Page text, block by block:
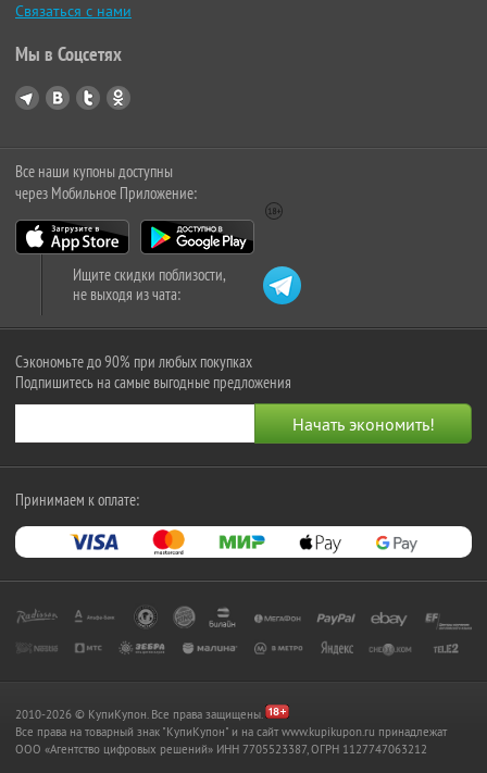
Связаться с нами
Мы в Соцсетях
Все наши купоны доступны
через Мобильное Приложение:
Ищите скидки поблизости,
не выходя из чата:
Сэкономьте до 90% при любых покупках
Подпишитесь на самые выгодные предложения
Принимаем к оплате:
2010-2026 © КупиКупон. Все права защищены.
Все права на товарный знак "КупиКупон" и на сайт www.kupikupon.ru принадлежат
OOO «Агентство цифровых решений» ИНН 7705523387, ОГРН 1127747063212